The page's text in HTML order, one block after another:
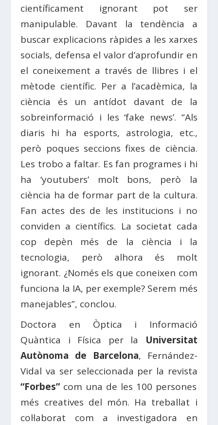
científicament ignorant pot ser
manipulable. Davant la tendència a
buscar explicacions ràpides a les xarxes
socials, defensa el valor d’aprofundir en
el coneixement a través de llibres i el
mètode científic. Per a l’acadèmica, la
ciència és un antídot davant de la
sobreinformació i les ‘fake news’. “Als
diaris hi ha esports, astrologia, etc.,
però poques seccions fixes de ciència.
Les trobo a faltar. Es fan programes i hi
ha ‘youtubers’ molt bons, però la
ciència ha de formar part de la cultura.
Fan actes des de les institucions i no
conviden a científics. La societat cada
cop depèn més de la ciència i la
tecnologia, però alhora és molt
ignorant. ¿Només els que coneixen com
funciona la IA, per exemple? Serem més
manejables”, conclou.
Doctora en Òptica i Informació
Quàntica i Física per la Universitat
Autònoma de Barcelona, ​​Fernández-
Vidal va ser seleccionada per la revista
“Forbes”com una de les 100 persones
més creatives del món. Ha treballat i
col·laborat com a investigadora en